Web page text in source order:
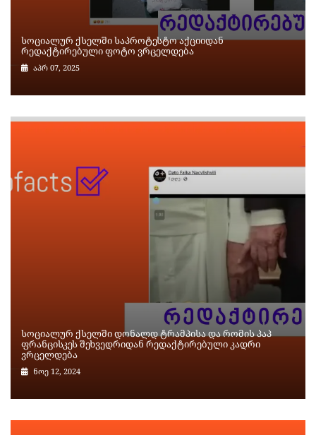
სოციალურ ქსელში საპროტესტო აქციიდან
რედაქტირებული ფოტო ვრცელდება
აპრ 07, 2025
სოციალურ ქსელში დონალდ ტრამპისა და რომის პაპ
ფრანცისკეს შეხვედრიდან რედაქტირებული კადრი
ვრცელდება
ნოე 12, 2024